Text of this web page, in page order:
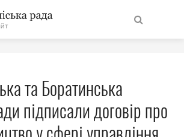
сайту
Про місто
та Боратинська
підписали договір про